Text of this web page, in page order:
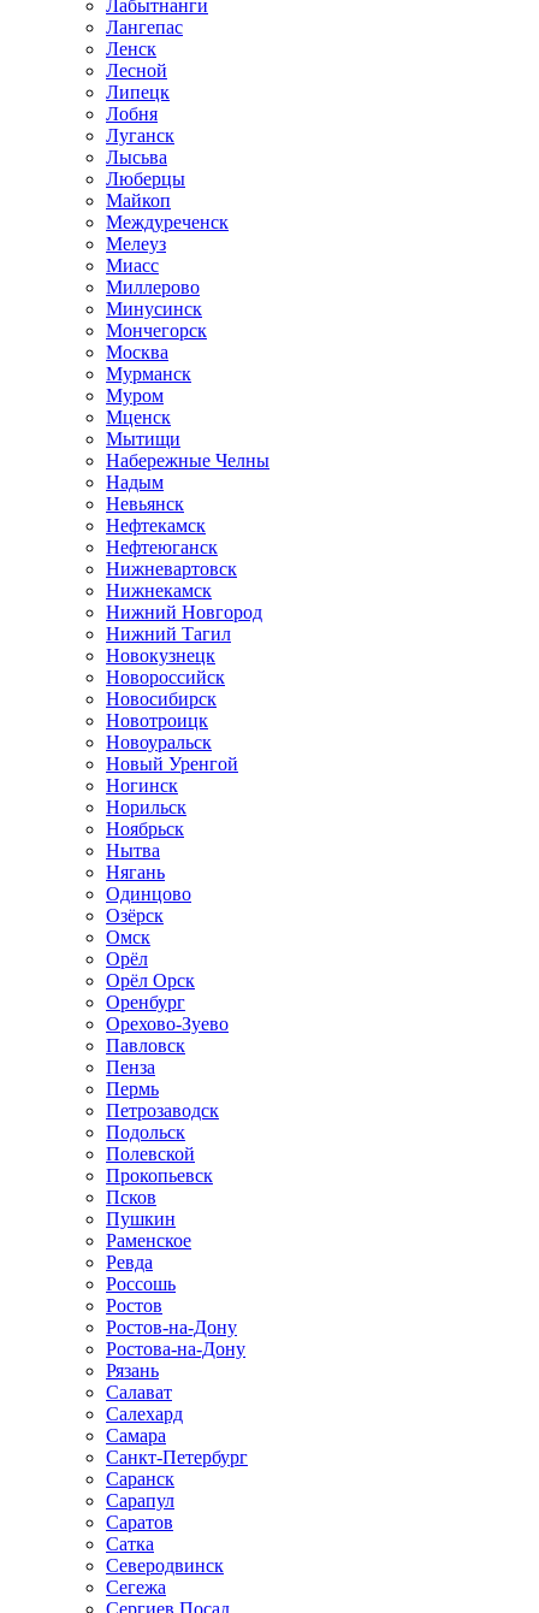
Лабытнанги
Лангепас
Ленск
Лесной
Липецк
Лобня
Луганск
Лысьва
Люберцы
Майкоп
Междуреченск
Мелеуз
Миасс
Миллерово
Минусинск
Мончегорск
Москва
Мурманск
Муром
Мценск
Мытищи
Набережные Челны
Надым
Невьянск
Нефтекамск
Нефтеюганск
Нижневартовск
Нижнекамск
Нижний Новгород
Нижний Тагил
Новокузнецк
Новороссийск
Новосибирск
Новотроицк
Новоуральск
Новый Уренгой
Ногинск
Норильск
Ноябрьск
Нытва
Нягань
Одинцово
Озёрск
Омск
Орёл
Орёл Орск
Оренбург
Орехово-Зуево
Павловск
Пенза
Пермь
Петрозаводск
Подольск
Полевской
Прокопьевск
Псков
Пушкин
Раменское
Ревда
Россошь
Ростов
Ростов-на-Дону
Ростова-на-Дону
Рязань
Салават
Салехард
Самара
Санкт-Петербург
Саранск
Сарапул
Саратов
Сатка
Северодвинск
Сегежа
Сергиев Посад